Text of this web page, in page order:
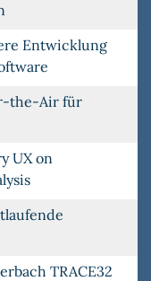
Entwicklung
the-Air für
UX on
TRACE32